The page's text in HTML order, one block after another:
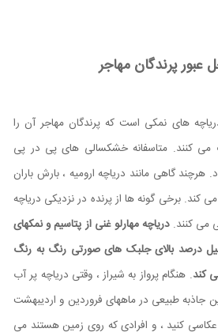
عبور پرندگان مهاجر
های نمکی است که پرندگان مهاجر آن را
می کنند. متاسفانه خشکسالی های پی در پی
گاهی مانند دریاچه ارومیه ، بارش باران
کند. برخی گونه ها از پرنده در نزدیکی دریاچه
می کنند. دریاچه مهارلو غنی از پتاسیم و نمکهای
درصد بالای جلبک های صورتی رنگ به رنگ
کند. هنگام پرواز به شیراز ، وقتی دریاچه پر آب
جاذبه طبیعی در ماههای فروردین و اردیبهشت
کنید ، و افرادی که روی زمین هستند می